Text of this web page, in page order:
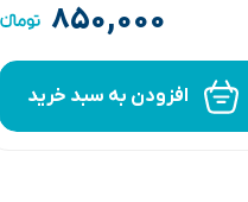
۸۵۰,۰۰۰
افزودن به سبد خرید